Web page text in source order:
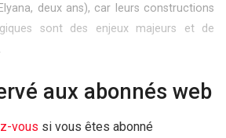
deux ans), car leurs constructions
sont des enjeux majeurs et de
aux abonnés web
vous si vous êtes abonné